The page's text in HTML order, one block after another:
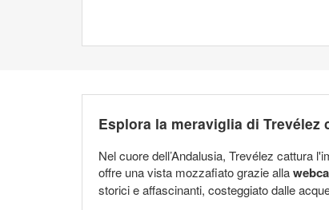
Esplora la meraviglia di Trevélez
Nel cuore dell’Andalusia, Trevélez cattura
offre una vista mozzafiato grazie alla
storici e affascinanti, costeggiato dalle